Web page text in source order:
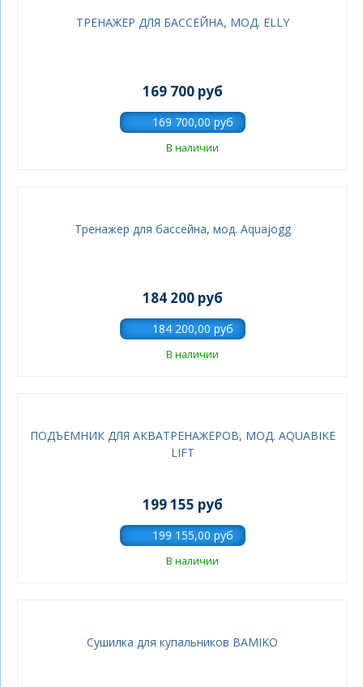
ТРЕНАЖЕР ДЛЯ БАССЕЙНА, МОД. ELLY
169 700 руб
В наличии
Тренажер для бассейна, мод. Aquajogg
184 200 руб
В наличии
ПОДЪЕМНИК ДЛЯ АКВАТРЕНАЖЕРОВ, МОД. AQUABIKE
LIFT
199 155 руб
В наличии
Сушилка для купальников BAMIKO